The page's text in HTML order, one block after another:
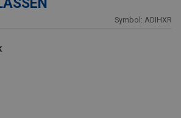
Symbol: ADIHXR